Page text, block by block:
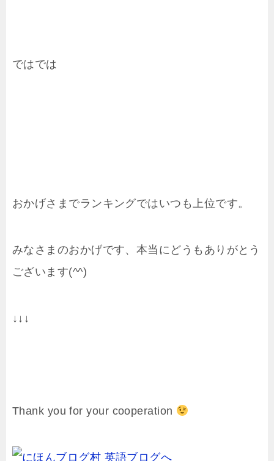
ではでは
おかげさまでランキングではいつも上位です。
みなさまのおかげです、本当にどうもありがとう
ございます(^^)
↓↓↓
Thank you for your cooperation